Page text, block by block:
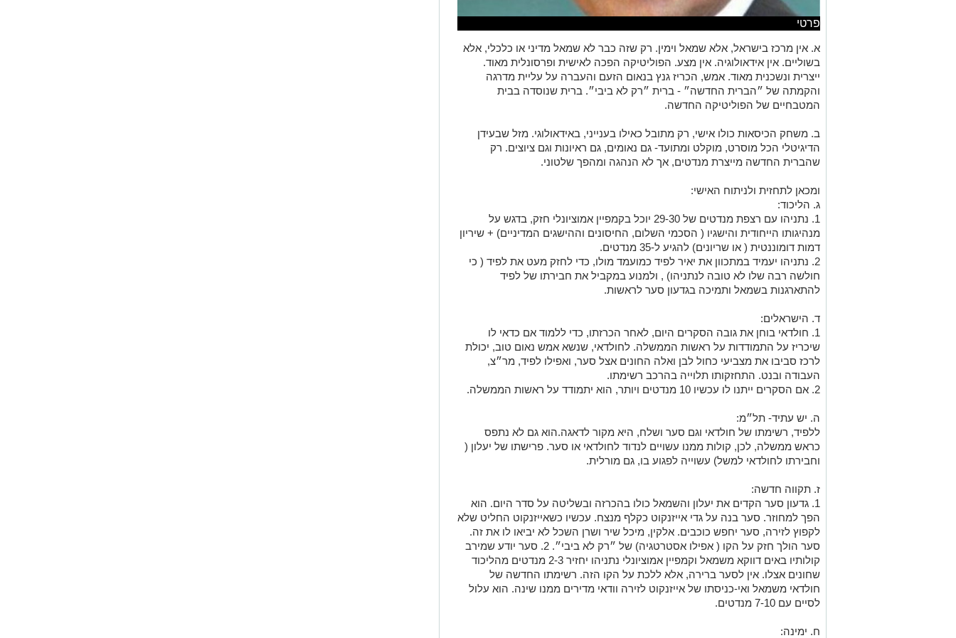
פרטי
א. אין מרכז בישראל, אלא שמאל וימין. רק שזה כבר לא שמאל מדיני או כלכלי, אלא
בשוליים. אין אידאולוגיה. אין מצע. הפוליטיקה הפכה לאישית ופרסונלית מאוד.
ייצרית ונשכנית מאוד. אמש, הכריז גנץ בנאום הזעם והעברה על עליית מדרגה
והקמתה של ״הברית החדשה״ - ברית ״רק לא ביבי״. ברית שנוסדה בבית
המטבחיים של הפוליטיקה החדשה.
ב. משחק הכיסאות כולו אישי, רק מתובל כאילו בענייני, באידאולוגי. מזל שבעידן
הדיגיטלי הכל מוסרט, מוקלט ומתועד- גם נאומים, גם ראיונות וגם ציוצים. רק
שהברית החדשה מייצרת מנדטים, אך לא הנהגה ומהפך שלטוני.
ומכאן לתחזית ולניתוח האישי:
ג. הליכוד:
1. נתניהו עם רצפת מנדטים של 29-30 יוכל בקמפיין אמוציונלי חזק, בדגש על
מנהיגותו הייחודית והישגיו ( הסכמי השלום, החיסונים וההישגים המדיניים) + שיריון
דמות דומוננטית ( או שריונים) להגיע ל-35 מנדטים.
2. נתניהו יעמיד במתכוון את יאיר לפיד כמועמד מולו, כדי לחזק מעט את לפיד ( כי
חולשה רבה שלו לא טובה לנתניהו) , ולמנוע במקביל את חבירתו של לפיד
להתארגנות בשמאל ותמיכה בגדעון סער לראשות.
ד. הישראלים:
1. חולדאי בוחן את גובה הסקרים היום, לאחר הכרזתו, כדי ללמוד אם כדאי לו
שיכריז על התמודדות על ראשות הממשלה. לחולדאי, שנשא אמש נאום טוב, יכולת
לרכז סביבו את מצביעי כחול לבן ואלה החונים אצל סער, ואפילו לפיד, מר״צ,
העבודה ובנט. התחזקותו תלוייה בהרכב רשימתו.
2. אם הסקרים ייתנו לו עכשיו 10 מנדטים ויותר, הוא יתמודד על ראשות הממשלה.
ה. יש עתיד- תל״מ:
ללפיד, רשימתו של חולדאי וגם סער ושלח, היא מקור לדאגה.הוא גם לא נתפס
כראש ממשלה, לכן, קולות ממנו עשויים לנדוד לחולדאי או סער. פרישתו של יעלון (
וחבירתו לחולדאי למשל) עשוייה לפגוע בו, גם מורלית.
ז. תקווה חדשה:
1. גדעון סער הקדים את יעלון והשמאל כולו בהכרזה ובשליטה על סדר היום. הוא
הפך למחוזר. סער בנה על גדי אייזנקוט כקלף מנצח. עכשיו כשאייזנקוט החליט שלא
לקפוץ לזירה, סער יחפש כוכבים. אלקין, מיכל שיר ושרן השכל לא יביאו לו את זה.
סער הולך חזק על הקו ( אפילו אסטרטגיה) של ״רק לא ביבי״. 2. סער יודע שמירב
קולותיו באים דווקא משמאל וקמפיין אמוציונלי נתניהו יחזיר 2-3 מנדטים מהליכוד
שחונים אצלו. אין לסער ברירה, אלא ללכת על הקו הזה. רשימתו החדשה של
חולדאי משמאל ואי-כניסתו של אייזנקוט לזירה וודאי מדירים ממנו שינה. הוא עלול
לסיים עם 7-10 מנדטים.
ח. ימינה: